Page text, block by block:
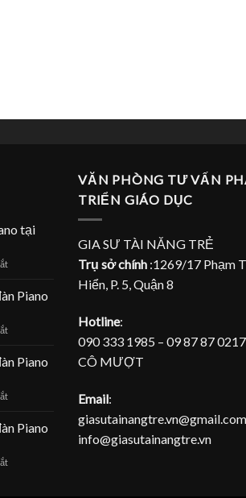
tại
ở
dạy
Piano
nhà
Piano
ở
gia
sư
đàn
tại
Piano
ở
gia
sư
đàn
Piano
ở
VĂN PHÒNG TƯ VẤN
TRIỂN GIÁO DỤC
GIA SƯ TÀI NĂNG TRẺ
Trụ sở chính :1269/17 Phạm
Hiển, P. 5, Quận 8
Hotline:
090 333 1985 – 09 87 87 0217
CÔ MƯỢT
Email:
giasutainangtre.vn@gmail.com,
info@giasutainangtre.vn